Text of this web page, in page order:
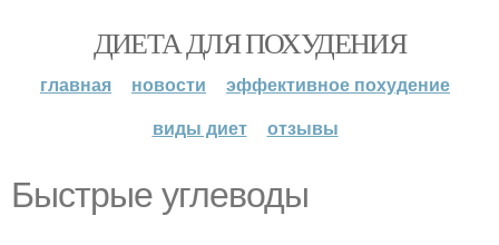
ДИЕТА ДЛЯ ПОХУДЕНИЯ
главная новости
эффективное похудение
виды диет
отзывы
Быстрые углеводы